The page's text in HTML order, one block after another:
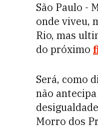
São Paulo -
onde viveu,
Rio, mas
do próximo
Será, como
não
Morro dos